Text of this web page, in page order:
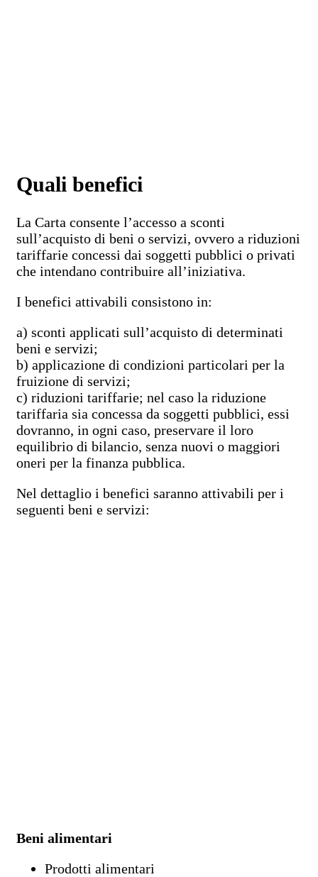
Quali benefici
La Carta consente l’accesso a sconti
sull’acquisto di beni o servizi, ovvero a riduzioni
tariffarie concessi dai soggetti pubblici o privati
che intendano contribuire all’iniziativa.
I benefici attivabili consistono in:
a) sconti applicati sull’acquisto di determinati
beni e servizi;
b) applicazione di condizioni particolari per la
fruizione di servizi;
c) riduzioni tariffarie; nel caso la riduzione
tariffaria sia concessa da soggetti pubblici, essi
dovranno, in ogni caso, preservare il loro
equilibrio di bilancio, senza nuovi o maggiori
oneri per la finanza pubblica.
Nel dettaglio i benefici saranno attivabili per i
seguenti beni e servizi:
Beni alimentari
Prodotti alimentari